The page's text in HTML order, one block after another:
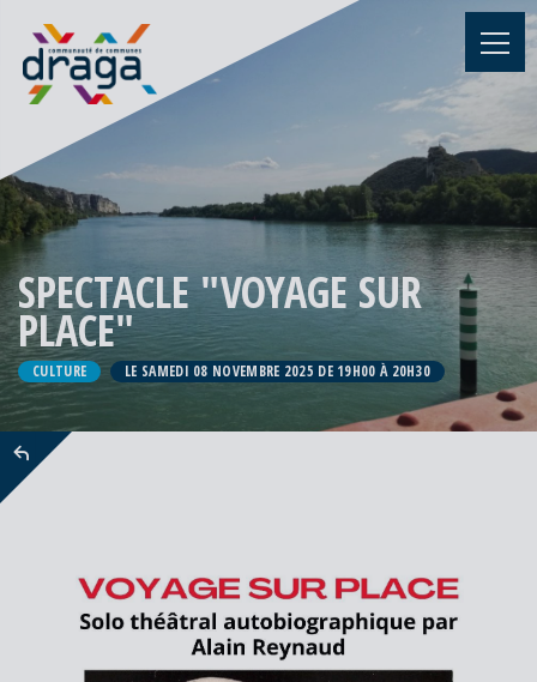
SPECTACLE "VOYAGE SUR
PLACE"
CULTURE LE SAMEDI 08 NOVEMBRE 2025 DE 19H00 À 20H30